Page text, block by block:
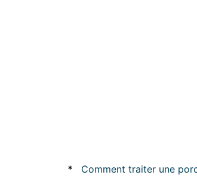
* Comment traiter une